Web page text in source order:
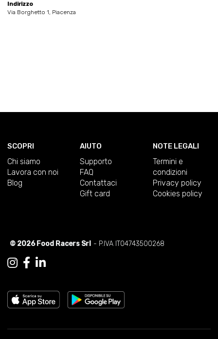
Indirizzo
Via Borghetto 1, Piacenza
SCOPRI
Chi siamo
Lavora con noi
Blog
AIUTO
Supporto
FAQ
Contattaci
Gift card
NOTE LEGALI
Termini e
condizioni
Privacy policy
Cookies policy
© 2026 Food Racers Srl - P.IVA IT04743500268